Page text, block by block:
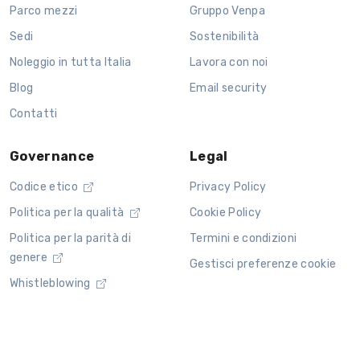
Parco mezzi
Sedi
Noleggio in tutta Italia
Blog
Contatti
Gruppo Venpa
Sostenibilità
Lavora con noi
Email security
Governance
Codice etico
Politica per la qualità
Politica per la parità di
genere
Whistleblowing
Legal
Privacy Policy
Cookie Policy
Termini e condizioni
Gestisci preferenze cookie